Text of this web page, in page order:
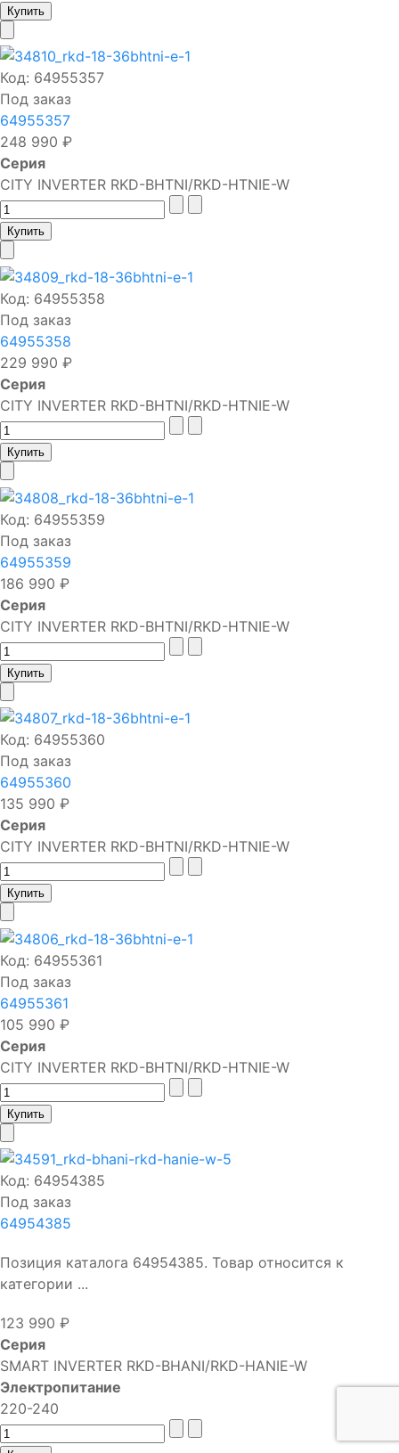
Код: 64955357
Под заказ
64955357
248 990 ₽
Серия
CITY INVERTER RKD-BHTNI/RKD-HTNIE-W
Код: 64955358
Под заказ
64955358
229 990 ₽
Серия
CITY INVERTER RKD-BHTNI/RKD-HTNIE-W
Код: 64955359
Под заказ
64955359
186 990 ₽
Серия
CITY INVERTER RKD-BHTNI/RKD-HTNIE-W
Код: 64955360
Под заказ
64955360
135 990 ₽
Серия
CITY INVERTER RKD-BHTNI/RKD-HTNIE-W
Код: 64955361
Под заказ
64955361
105 990 ₽
Серия
CITY INVERTER RKD-BHTNI/RKD-HTNIE-W
Код: 64954385
Под заказ
64954385
Позиция каталога 64954385. Товар относится к
категории ...
123 990 ₽
Серия
SMART INVERTER RKD-BHANI/RKD-HANIE-W
Электропитание
220-240